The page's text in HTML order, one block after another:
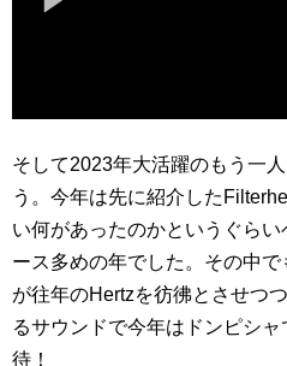
そして2023年大活躍のもう一
う。今年は先に紹介した
い何があったのかというぐら
ース多めの年でした。その中
が往年のHertzを彷彿とさせつ
るサウンドで今年はドンピシ
待！